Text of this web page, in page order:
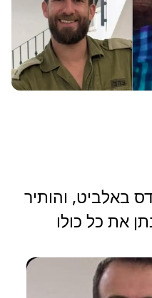
באלביט, והותיר
את כל כולו